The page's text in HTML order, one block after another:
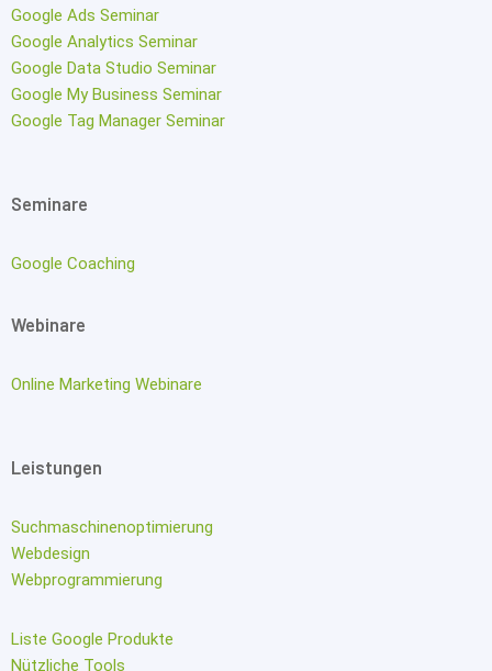
Google Ads Seminar
Google Analytics Seminar
Google Data Studio Seminar
Google My Business Seminar
Google Tag Manager Seminar
Seminare
Google Coaching
Webinare
Online Marketing Webinare
Leistungen
Suchmaschinenoptimierung
Webdesign
Webprogrammierung
Liste Google Produkte
Nützliche Tools